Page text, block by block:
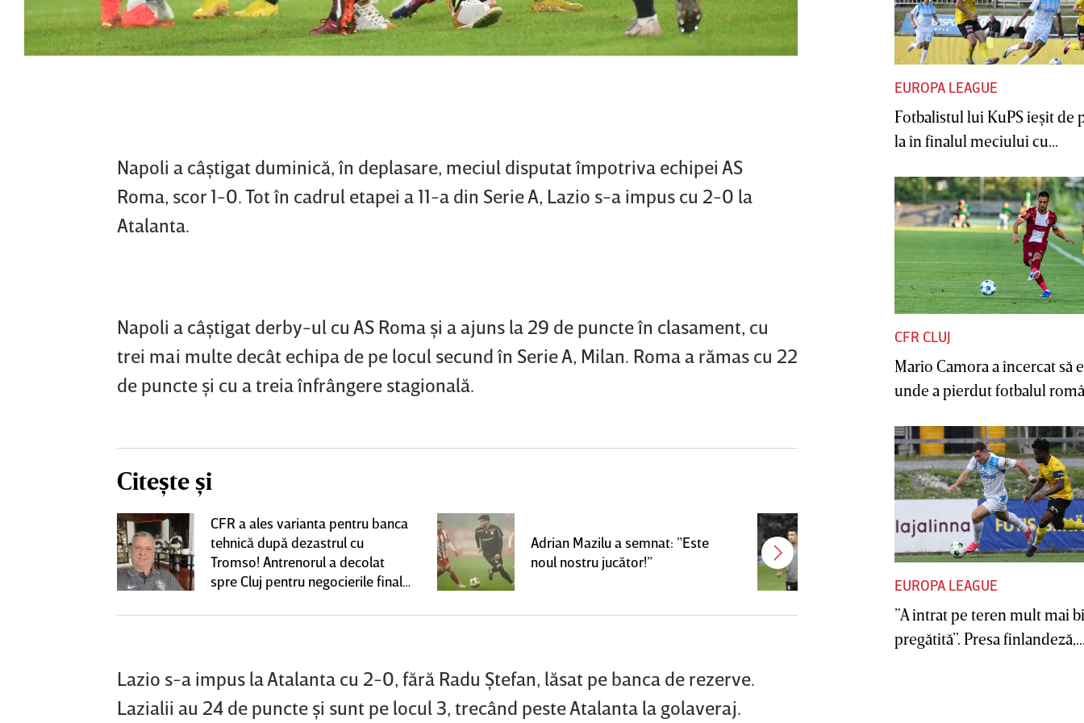
Napoli a câştigat duminică, în deplasare, meciul disputat împotriva echipei AS
Roma, scor 1-0. Tot în cadrul etapei a 11-a din Serie A, Lazio s-a impus cu 2-0 la
Atalanta.
Napoli a câştigat derby-ul cu AS Roma şi a ajuns la 29 de puncte în clasament, cu
trei mai multe decât echipa de pe locul secund în Serie A, Milan. Roma a rămas cu 22
de puncte şi cu a treia înfrângere stagională.
Citește și
CFR a ales varianta pentru banca
tehnică după dezastrul cu
Tromso! Antrenorul a decolat
spre Cluj pentru negocierile finale
Adrian Mazilu a semnat: ”Este
noul nostru jucător!”
Antonio Folha a fost demis de la
CFR Cluj! Alţi 3 jucători sunt OUT
Lazio s-a impus la Atalanta cu 2-0, fără Radu Ştefan, lăsat pe banca de rezerve.
Lazialii au 24 de puncte şi sunt pe locul 3, trecând peste Atalanta la golaveraj.
EUROPA LEAGUE
Fotbalistul lui KuPS ieşit de
la în finalul meciului cu...
CFR CLUJ
Mario Camora a încercat să
unde a pierdut fotbalul
EUROPA LEAGUE
”A intrat pe teren mult mai
pregătită”. Presa